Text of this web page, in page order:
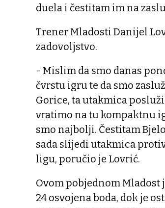
duela i čestitam im na
Trener Mladosti Danijel
zadovoljstvo.
- Mislim da smo danas
čvrstu igru te da smo
Gorice, ta utakmica
vratimo na tu kompaktnu
smo najbolji. Čestitam
sada slijedi utakmica
ligu, poručio je Lovrić.
Ovom pobjednom Mladost
24 osvojena boda, dok je